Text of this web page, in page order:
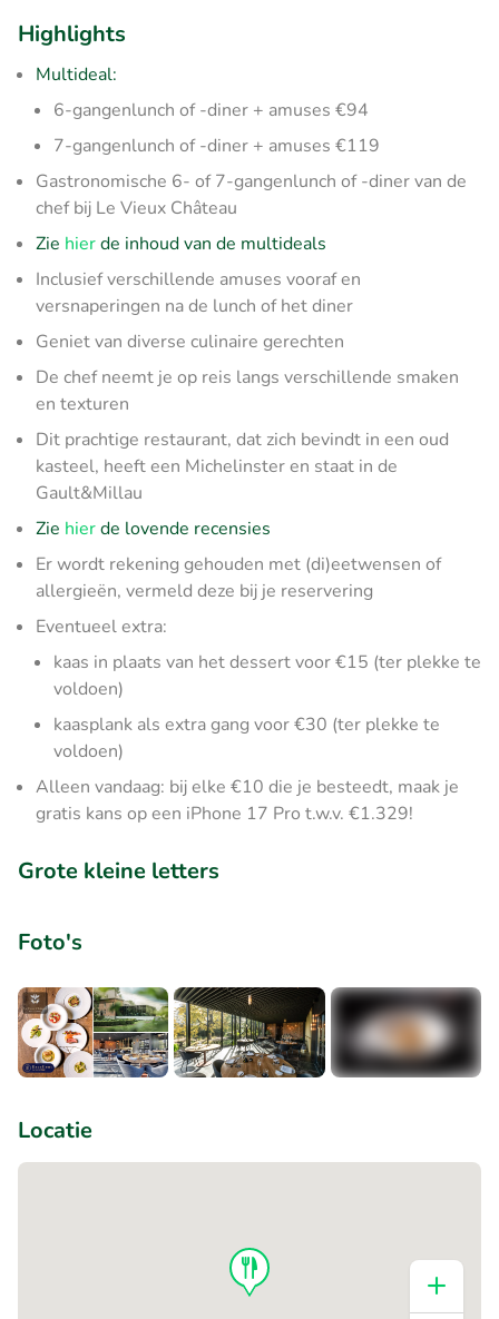
Highlights
Multideal:
6-gangenlunch of -diner + amuses €94
7-gangenlunch of -diner + amuses €119
Gastronomische 6- of 7-gangenlunch of -diner van de
chef bij Le Vieux Château
Zie hierde inhoud van de multideals
Inclusief verschillende amuses vooraf en
versnaperingen na de lunch of het diner
Geniet van diverse culinaire gerechten
​De chef neemt je op reis langs verschillende smaken
en texturen
Dit prachtige restaurant, dat zich bevindt in een oud
kasteel, heeft een Michelinster en staat in de
Gault&Millau
Zie hierde lovende recensies
Er wordt rekening gehouden met (di)eetwensen of
allergieën, vermeld deze bij je reservering
Eventueel extra:
kaas in plaats van het dessert voor €15 (ter plekke te
voldoen)
kaasplank als extra gang voor €30 (ter plekke te
voldoen)
Alleen vandaag: bij elke €10 die je besteedt, maak je
gratis kans op een iPhone 17 Pro t.w.v. €1.329!
Grote kleine letters
Foto's
Locatie